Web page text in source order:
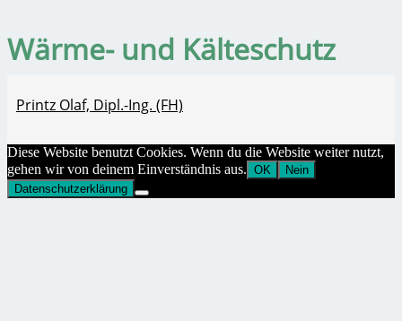
Wärme- und Kälteschutz
Printz Olaf, Dipl.-Ing. (FH)
Diese Website benutzt Cookies. Wenn du die Website weiter nutzt,
gehen wir von deinem Einverständnis aus. OK
Nein
Datenschutzerklärung